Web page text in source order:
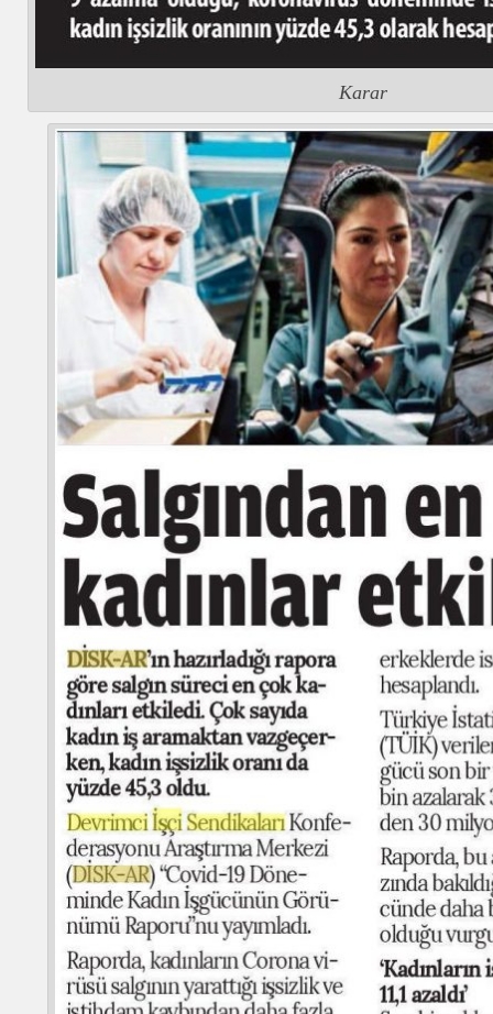
Karar